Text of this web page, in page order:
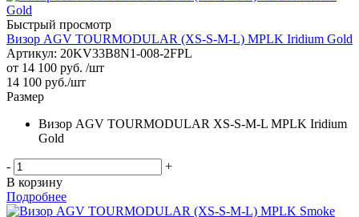
Быстрый просмотр
Визор AGV TOURMODULAR (XS-S-M-L) MPLK Iridium Gold
Артикул: 20KV33B8N1-008-2FPL
от 14 100 руб. /шт
14 100 руб./шт
Размер
Визор AGV TOURMODULAR XS-S-M-L MPLK Iridium
Gold
-
+
В корзину
Подробнее